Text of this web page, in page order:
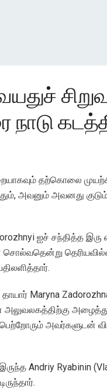
நாடு
தற்கொலை
அவனும் அவனது
ஐச் சந்தித்த
சொல்வதென்று
Maryna
அவர்களுடன்
Andriy Ryabinin